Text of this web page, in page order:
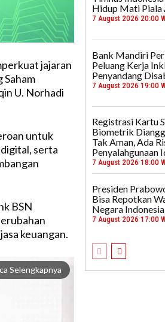
jajaran
Saham
U. Norhadi
untuk
serta
BSN
keuangan.
Selengkapnya
Hidup Mati Piala
7 August 2026 20:00
Bank Mandiri
Peluang Kerja
Penyandang
7 August 2026 19:00
Registrasi Kartu
Biometrik
Tak Aman, Ada
Penyalahgunaan
7 August 2026 18:00
Presiden
Bisa Repotkan
Negara Indonesia
7 August 2026 17:00